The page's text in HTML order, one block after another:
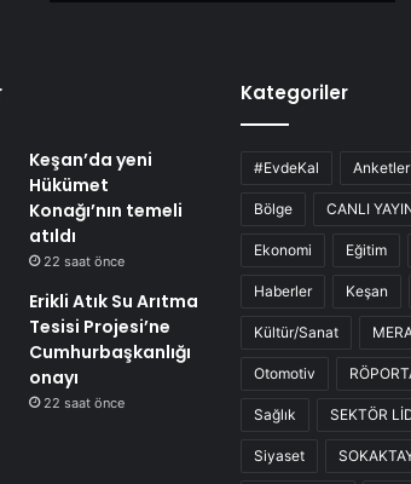
Keşan’da yeni
Hükümet
Konağı’nın temeli
atıldı
22 saat önce
Erikli Atık Su Arıtma
Tesisi Projesi’ne
Cumhurbaşkanlığı
onayı
22 saat önce
Kategoriler
#EvdeKal Anketler
Bölge CANLI
Ekonomi Eğitim
Haberler Keşan
Kültür/Sanat
Otomotiv
Sağlık SEKTÖR
Siyaset